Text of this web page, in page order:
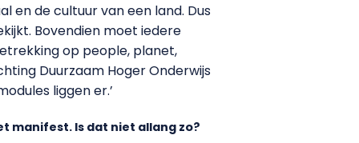
en de cultuur van een land. Dus
Bovendien moet iedere
op people, planet,
Duurzaam Hoger Onderwijs
liggen er.’
manifest. Is dat niet allang zo?